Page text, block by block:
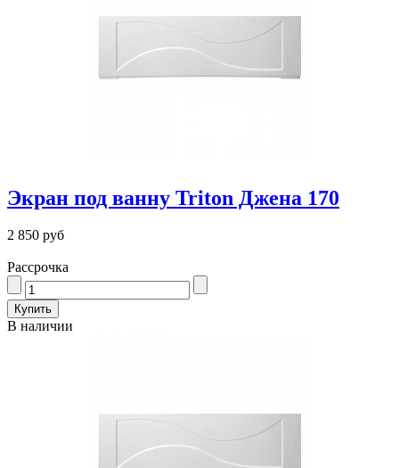
Экран под ванну Triton Джена 170
2 850 руб
Рассрочка
В наличии